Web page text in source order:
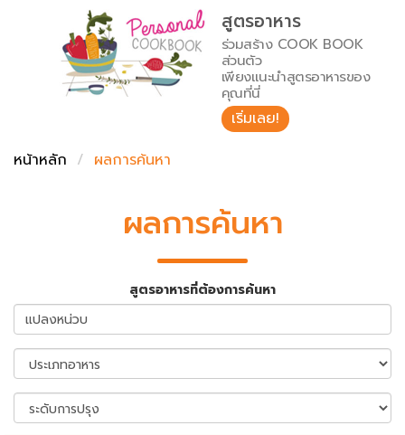
เปรียบเทียบหน่วยการตวง
เปรียบเทียบอุณหภูมิ
เปรียบเทียบน้ำหนักวัตถุดิบ
สร้าง Cookbook
สูตรอาหาร
ร่วมสร้าง COOK BOOK
ส่วนตัว
เพียงแนะนำสูตรอาหารของ
คุณที่นี่
เริ่มเลย!
หน้าหลัก
ผลการค้นหา
ผลการค้นหา
สูตรอาหารที่ต้องการค้นหา